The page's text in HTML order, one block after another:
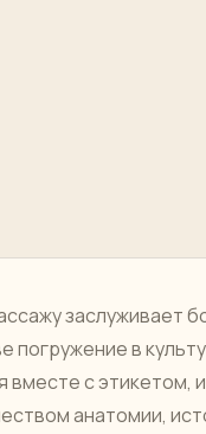
заслуживает
в
с этикетом,
анатомии,